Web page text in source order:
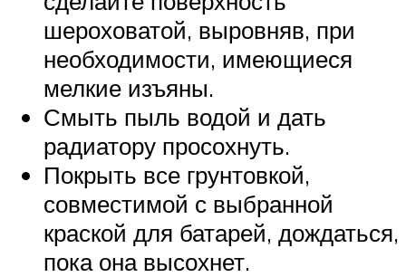
шероховатой, выровняв, при
необходимости, имеющиеся
мелкие изъяны.
Смыть пыль водой и дать
радиатору просохнуть.
Покрыть все грунтовкой,
совместимой с выбранной
краской для батарей, дождаться,
пока она высохнет.